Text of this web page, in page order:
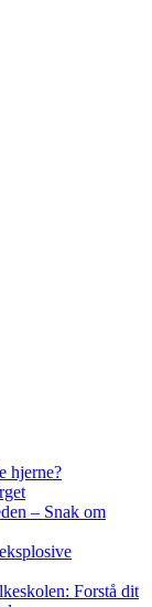
hjerne?
– Snak om
Forstå dit